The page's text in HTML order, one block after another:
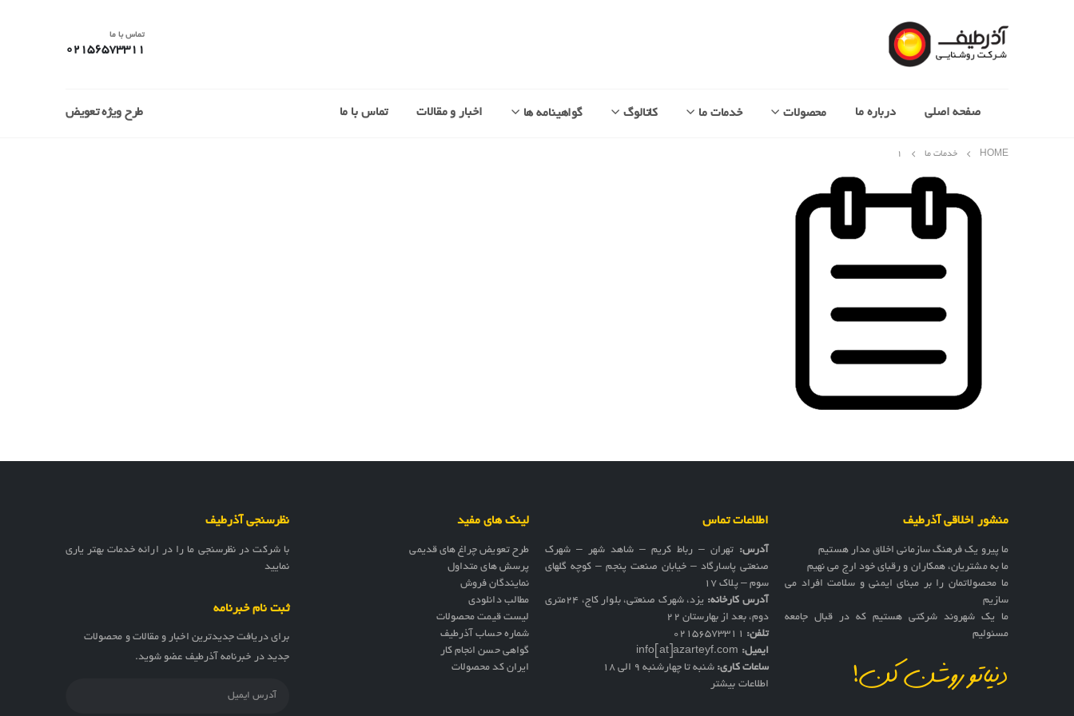
تماس با ما
02156573311
صفحه اصلی درباره ما محصولات خدمات ما کاتالوگ گواهینامه ها اخبار و مقالات تماس با ما طرح ویژه تعویض
HOME خدمات ما ۱
منشور اخلاقی آذرطیف
ما پیرو یک فرهنگ سازمانی اخلاق مدار هستیم
ما به مشتریان، همکاران و رقبای خود ارج می نهیم
ما محصولاتمان را بر مبنای ایمنی و سلامت افراد می
سازیم
ما یک شهروند شرکتی هستیم که در قبال جامعه
مسئولیم
دنیاتو روشن کن!
اطلاعات تماس
آدرس: تهران – رباط کریم – شاهد شهر – شهرک
صنعتی پاسارگاد – خیابان صنعت پنجم – کوچه گلهای
سوم – پلاک 17
آدرس کارخانه:
یزد، شهرک صنعتی، بلوار کاج، ۲۴متری
دوم، بعد از بهارستان ۲۲
تلفن: 02156573311
ایمیل: info[at]azarteyf.com
ساعات کاری: شنبه تا چهارشنبه 9 الی 18
اطلاعات بیشتر
لینک های مفید
طرح تعویض چراغ های قدیمی
پرسش های متداول
نمایندگان فروش
مطالب دانلودی
لیست قیمت محصولات
شماره حساب آذرطیف
گواهی حسن انجام کار
ایران کد محصولات
نظرسنجی آذرطیف
با شرکت در نظرسنجی ما را در ارائه خدمات بهتر یاری
نمایید
ثبت نام خبرنامه
برای دریافت جدیدترین اخبار و مقالات و محصولات
جدید در خبرنامه آذرطیف عضو شوید.